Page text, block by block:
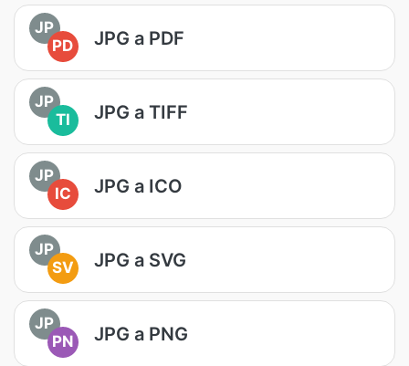
JP
PD
JPG a PDF
JP
TI
JPG a TIFF
JP
IC
JPG a ICO
JP
SV
JPG a SVG
JP
PN
JPG a PNG